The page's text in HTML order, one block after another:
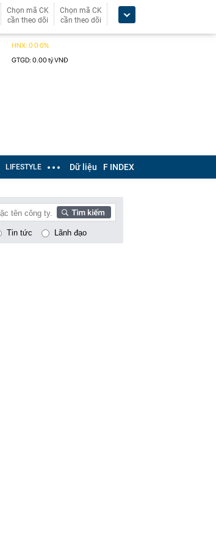
Chọn mã CK
cần theo dõi
Chọn mã CK
cần theo dõi
LIFESTYLE Dữ liệu F INDEX
Tin tức Lãnh đạo